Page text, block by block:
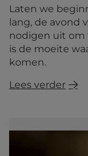
Laten we
lang, de avond
nodigen uit om
is de moeite
komen.
Lees verder